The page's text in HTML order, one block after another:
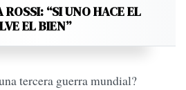
ROSSI: “SI UNO HACE EL
EL BIEN”
tercera guerra mundial?